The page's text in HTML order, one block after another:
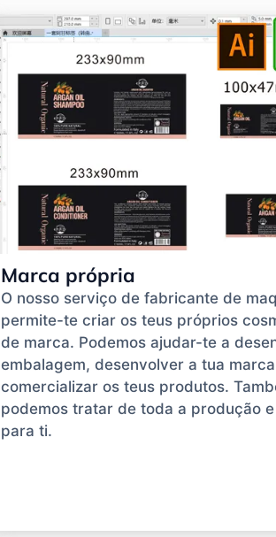
Marca própria
O nosso serviço de fabricante de
permite-te criar os teus próprios
de marca. Podemos ajudar-te a
embalagem, desenvolver a tua
comercializar os teus produtos.
podemos tratar de toda a produção
para ti.